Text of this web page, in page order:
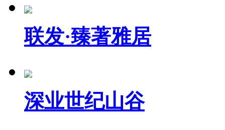
联发·臻著雅居
深业世纪山谷